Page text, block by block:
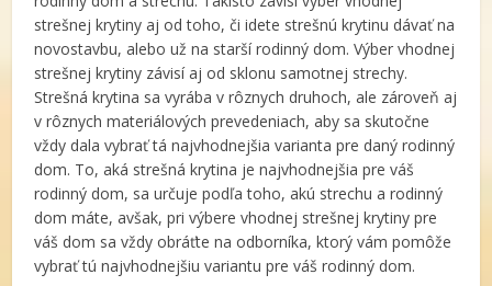
strešnej krytiny aj od toho, či idete strešnú krytinu dávať na
novostavbu, alebo už na starší rodinný dom. Výber vhodnej
strešnej krytiny závisí aj od sklonu samotnej strechy.
Strešná krytina sa vyrába v rôznych druhoch, ale zároveň aj
v rôznych materiálových prevedeniach, aby sa skutočne
vždy dala vybrať tá najvhodnejšia varianta pre daný rodinný
dom. To, aká strešná krytina je najvhodnejšia pre váš
rodinný dom, sa určuje podľa toho, akú strechu a rodinný
dom máte, avšak, pri výbere vhodnej strešnej krytiny pre
váš dom sa vždy obráťte na odborníka, ktorý vám pomôže
vybrať tú najvhodnejšiu variantu pre váš rodinný dom.